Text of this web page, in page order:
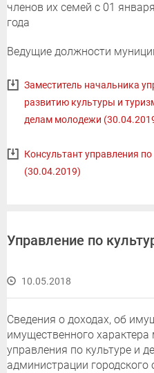
членов их семей с 01
года
Ведущие должности
Заместитель начальника
развитию культуры и
делам молодежи
Консультант управления
(30.04.2019)
Управление по
10.05.2018
Сведения о доходах, об
имущественного
управления по культуре и
администрации городского